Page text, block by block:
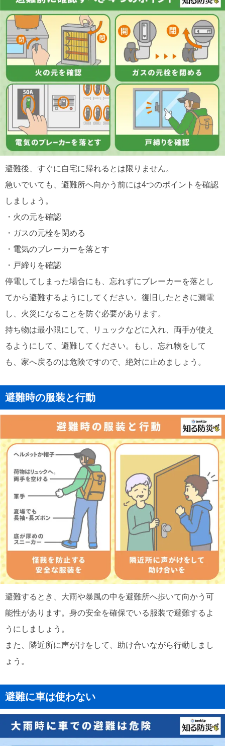
避難後、すぐに自宅に帰れるとは限りません。
急いでいても、避難所へ向かう前には4つのポイントを確認
しましょう。
・火の元を確認
・ガスの元栓を閉める
・電気のブレーカーを落とす
・戸締りを確認
停電してしまった場合にも、忘れずにブレーカーを落とし
てから避難するようにしてください。復旧したときに漏電
し、火災になることを防ぐ必要があります。
持ち物は最小限にして、リュックなどに入れ、両手が使え
るようにして、避難してください。もし、忘れ物をして
も、家へ戻るのは危険ですので、絶対に止めましょう。
避難時の服装と行動
避難するとき、大雨や暴風の中を避難所へ歩いて向かう可
能性があります。身の安全を確保でいる服装で避難するよ
うにしましょう。
また、隣近所に声がけをして、助け合いながら行動しまし
ょう。
避難に車は使わない